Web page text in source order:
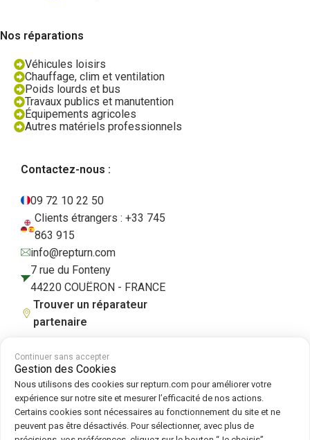
Nos réparations
Véhicules loisirs
Chauffage, clim et ventilation
Poids lourds et bus
Travaux publics et manutention
Équipements agricoles
Autres matériels professionnels
Contactez-nous :
09 72 10 22 50
Clients étrangers : +33 745
863 915
info@repturn.com
7 rue du Fonteny
44220 COUËRON - FRANCE
Trouver un réparateur
partenaire
CGV| Mentions légales Politique de confidentialité |Cookies
de cookies
Suivez-nous sur :
Continuer sans accepter
Gestion des Cookies
Nous utilisons des cookies sur repturn.com pour améliorer votre
expérience sur notre site et mesurer l’efficacité de nos actions.
Certains cookies sont nécessaires au fonctionnement du site et ne
peuvent pas être désactivés. Pour sélectionner, avec plus de